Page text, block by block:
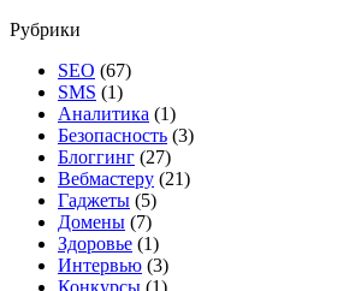
Рубрики
SEO (67)
SMS (1)
Аналитика (1)
Безопасность (3)
Блоггинг (27)
Вебмастеру (21)
Гаджеты (5)
Домены (7)
Здоровье (1)
Интервью (3)
Конкурсы (1)